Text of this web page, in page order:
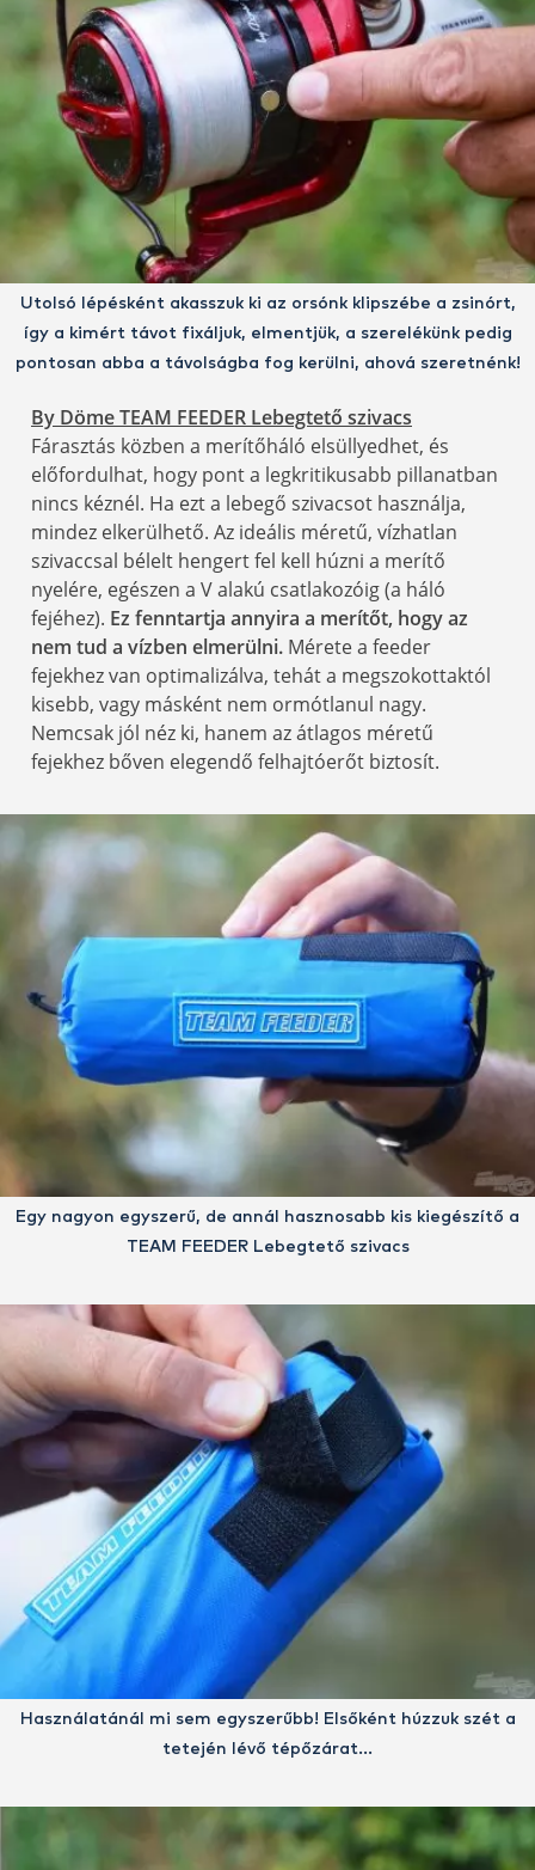
Utolsó lépésként akasszuk ki az orsónk klipszébe a zsinórt,
így a kimért távot fixáljuk, elmentjük, a szerelékünk pedig
pontosan abba a távolságba fog kerülni, ahová szeretnénk!
By Döme TEAM FEEDER Lebegtető szivacs
Fárasztás közben a merítőháló elsüllyedhet, és
előfordulhat, hogy pont a legkritikusabb pillanatban
nincs kéznél. Ha ezt a lebegő szivacsot használja,
mindez elkerülhető. Az ideális méretű, vízhatlan
szivaccsal bélelt hengert fel kell húzni a merítő
nyelére, egészen a V alakú csatlakozóig (a háló
fejéhez). Ez fenntartja annyira a merítőt, hogy az
nem tud a vízben elmerülni. Mérete a feeder
fejekhez van optimalizálva, tehát a megszokottaktól
kisebb, vagy másként nem ormótlanul nagy.
Nemcsak jól néz ki, hanem az átlagos méretű
fejekhez bőven elegendő felhajtóerőt biztosít.
Egy nagyon egyszerű, de annál hasznosabb kis kiegészítő a
TEAM FEEDER Lebegtető szivacs
Használatánál mi sem egyszerűbb! Elsőként húzzuk szét a
tetején lévő tépőzárat…